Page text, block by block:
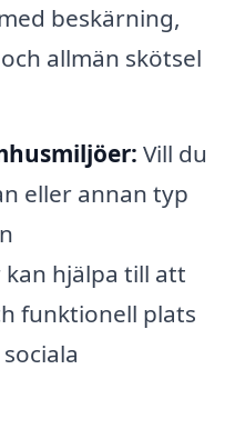
beskärning,
allmän skötsel
Vill du
eller annan typ
hjälpa till att
funktionell plats